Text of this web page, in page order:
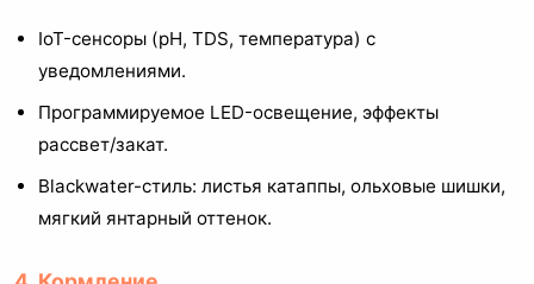
IoT-сенсоры (pH, TDS, температура) с
уведомлениями.
Программируемое LED-освещение, эффекты
рассвет/закат.
Blackwater-стиль: листья катаппы, ольховые шишки,
мягкий янтарный оттенок.